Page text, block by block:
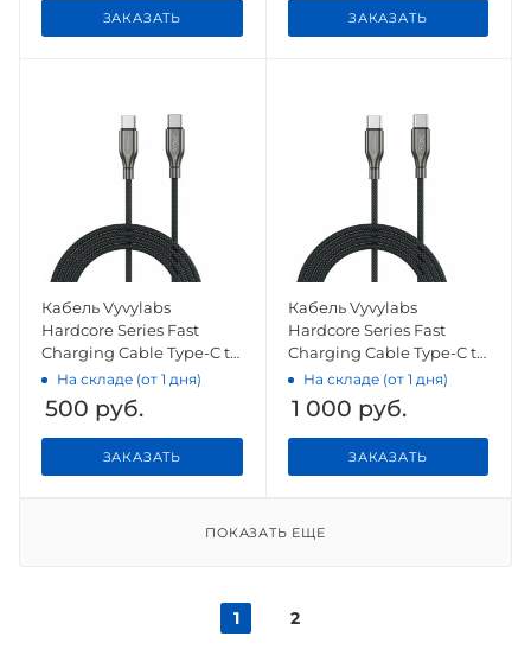
ЗАКАЗАТЬ ЗАКАЗАТЬ
Кабель Vyvylabs
Hardcore Series Fast
Charging Cable Type-C to
Type-C 60W Dark Gray
На складе (от 1 дня)
500 руб.
ЗАКАЗАТЬ
Кабель Vyvylabs
Hardcore Series Fast
Charging Cable Type-C to
Type-C 240W 2M Dark
Gray
На складе (от 1 дня)
1 000 руб.
ЗАКАЗАТЬ
ПОКАЗАТЬ ЕЩЕ
1 2